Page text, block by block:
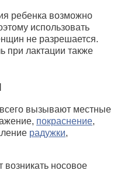
ребенка возможно
использовать
не разрешается.
при лактации также
вызывают местные
покраснение,
радужки,
носовое